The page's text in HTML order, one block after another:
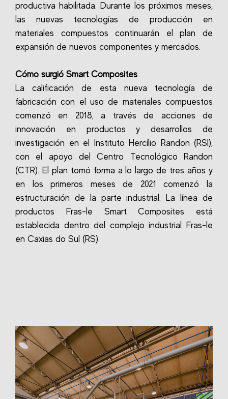
productiva habilitada. Durante los próximos meses,
las nuevas tecnologías de producción en
materiales compuestos continuarán el plan de
expansión de nuevos componentes y mercados.
Cómo surgió Smart Composites
La calificación de esta nueva tecnología de
fabricación con el uso de materiales compuestos
comenzó en 2018, a través de acciones de
innovación en productos y desarrollos de
investigación en el Instituto Hercílio Randon (RSI),
con el apoyo del Centro Tecnológico Randon
(CTR). El plan tomó forma a lo largo de tres años y
en los primeros meses de 2021 comenzó la
estructuración de la parte industrial. La línea de
productos Fras-le Smart Composites está
establecida dentro del complejo industrial Fras-le
en Caxias do Sul (RS).